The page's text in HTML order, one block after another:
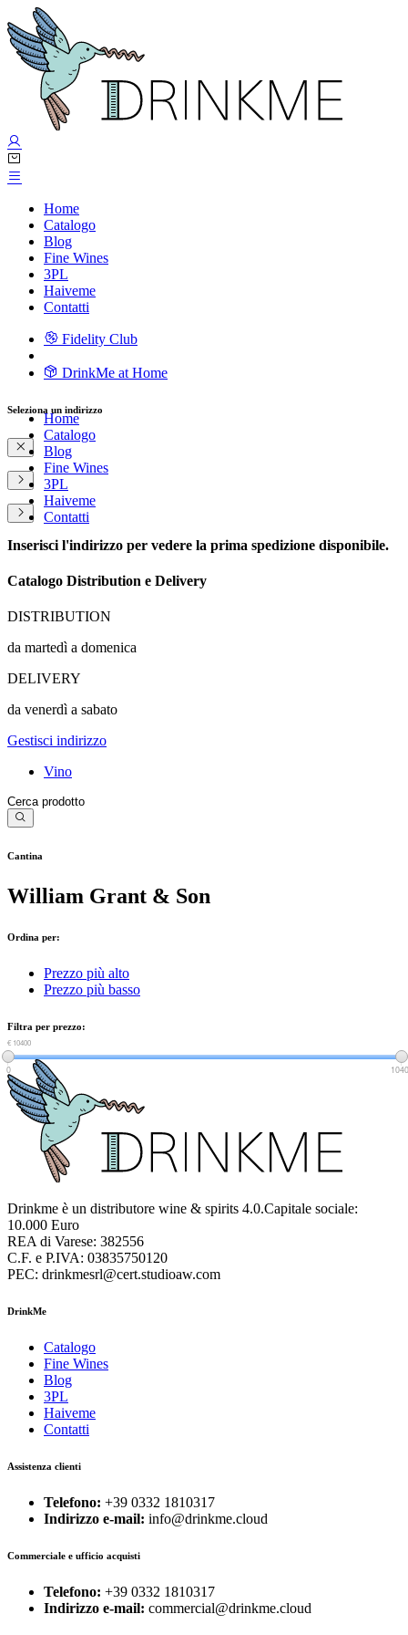
Home
Catalogo
Blog
Fine Wines
3PL
Haiveme
Contatti
Fidelity Club
DrinkMe at Home
Home
Catalogo
Blog
Fine Wines
3PL
Haiveme
Contatti
Seleziona un indirizzo
Inserisci l'indirizzo per vedere la prima spedizione disponibile.
Catalogo Distribution e Delivery
DISTRIBUTION
da martedì a domenica
DELIVERY
da venerdì a sabato
Gestisci indirizzo
Vino
Cantina
William Grant & Son
Ordina per:
Prezzo più alto
Prezzo più basso
Filtra per prezzo:
€ 0
€ 10400
0
Drinkme è un distributore wine & spirits 4.0.Capitale sociale:
10.000 Euro
REA di Varese: 382556
C.F. e P.IVA: 03835750120
PEC: drinkmesrl@cert.studioaw.com
DrinkMe
Catalogo
Fine Wines
Blog
3PL
Haiveme
Contatti
Assistenza clienti
Telefono: +39 0332 1810317
Indirizzo e-mail: info@drinkme.cloud
Commerciale e ufficio acquisti
Telefono: +39 0332 1810317
Indirizzo e-mail: commercial@drinkme.cloud